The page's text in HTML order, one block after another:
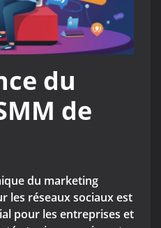
du
de
du marketing
les réseaux sociaux est
pour les entreprises et